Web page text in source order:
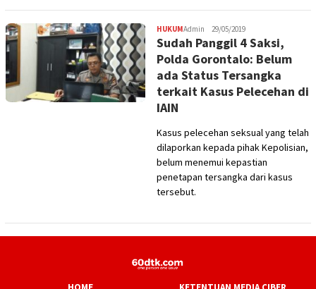
HUKUMAdmin 29/05/2019
Sudah Panggil 4 Saksi,
Polda Gorontalo: Belum
ada Status Tersangka
terkait Kasus Pelecehan di
IAIN
Kasus pelecehan seksual yang telah
dilaporkan kepada pihak Kepolisian,
belum menemui kepastian
penetapan tersangka dari kasus
tersebut.